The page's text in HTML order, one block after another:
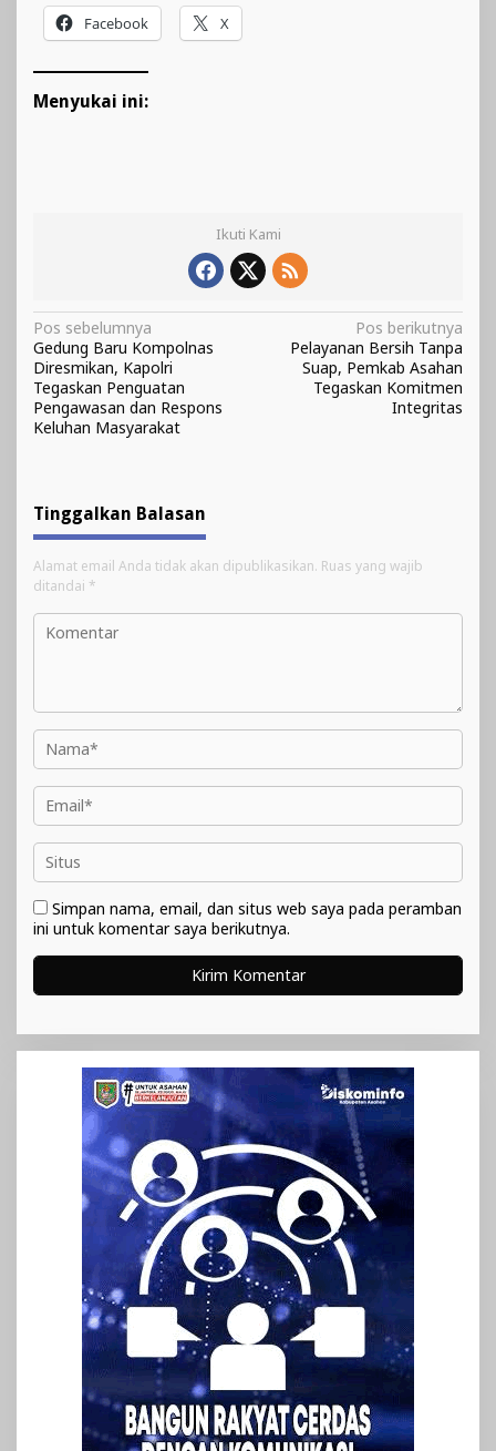
Facebook X
Menyukai ini:
Ikuti Kami
Navigasi
pos
Pos sebelumnya
Gedung Baru Kompolnas
Diresmikan, Kapolri
Tegaskan Penguatan
Pengawasan dan Respons
Keluhan Masyarakat
Pos berikutnya
Pelayanan Bersih Tanpa
Suap, Pemkab Asahan
Tegaskan Komitmen
Integritas
Tinggalkan Balasan
Alamat email Anda tidak akan dipublikasikan. Ruas yang wajib
ditandai *
Simpan nama, email, dan situs web saya pada peramban
ini untuk komentar saya berikutnya.